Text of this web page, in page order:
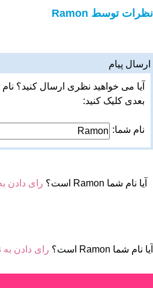
نظرات توسط Ramon
ارسال پیام
آیا می خواهید نظری ارسال کنید؟
بعدی کلیک کنید:
نام شما:
آیا نام شما Ramon است؟ رای دادن
آیا نام شما Ramon است؟ رای دادن به